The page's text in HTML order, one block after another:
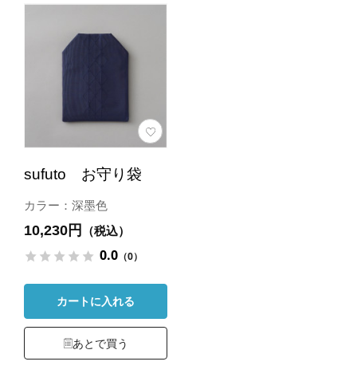
sufuto お守り袋
カラー：深墨色
10,230円 （税込）
0.0（0）
カートに入れる
あとで買う